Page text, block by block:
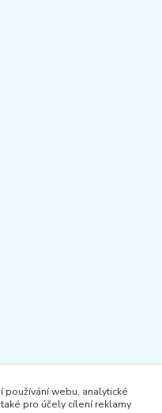
používání webu, analytické
pro účely cílení reklamy